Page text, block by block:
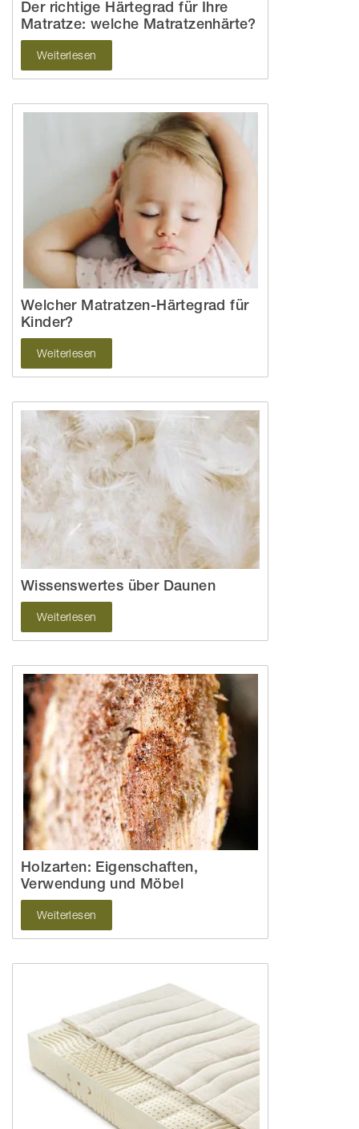
Der richtige Härtegrad für Ihre
Matratze: welche Matratzenhärte?
Weiterlesen
Welcher Matratzen-Härtegrad für
Kinder?
Weiterlesen
Wissenswertes über Daunen
Weiterlesen
Holzarten: Eigenschaften,
Verwendung und Möbel
Weiterlesen